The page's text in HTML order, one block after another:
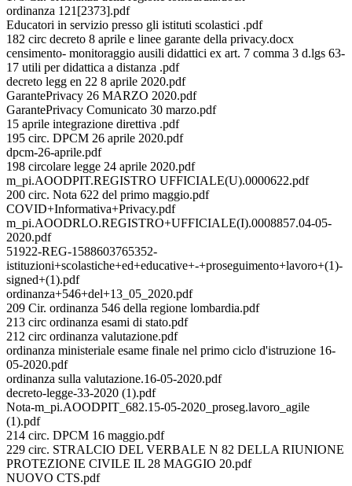
ordinanza 121[2373].pdf
Educatori in servizio presso gli istituti scolastici .pdf
182 circ decreto 8 aprile e linee garante della privacy.docx
censimento- monitoraggio ausili didattici ex art. 7 comma 3 d.lgs 63-
17 utili per didattica a distanza .pdf
decreto legg en 22 8 aprile 2020.pdf
GarantePrivacy 26 MARZO 2020.pdf
GarantePrivacy Comunicato 30 marzo.pdf
15 aprile integrazione direttiva .pdf
195 circ. DPCM 26 aprile 2020.pdf
dpcm-26-aprile.pdf
198 circolare legge 24 aprile 2020.pdf
m_pi.AOODPIT.REGISTRO UFFICIALE(U).0000622.pdf
200 circ. Nota 622 del primo maggio.pdf
COVID+Informativa+Privacy.pdf
m_pi.AOODRLO.REGISTRO+UFFICIALE(I).0008857.04-05-
2020.pdf
51922-REG-1588603765352-
istituzioni+scolastiche+ed+educative+-+proseguimento+lavoro+(1)-
signed+(1).pdf
ordinanza+546+del+13_05_2020.pdf
209 Cir. ordinanza 546 della regione lombardia.pdf
213 circ ordinanza esami di stato.pdf
212 circ ordinanza valutazione.pdf
ordinanza ministeriale esame finale nel primo ciclo d'istruzione 16-
05-2020.pdf
ordinanza sulla valutazione.16-05-2020.pdf
decreto-legge-33-2020 (1).pdf
Nota-m_pi.AOODPIT_682.15-05-2020_proseg.lavoro_agile
(1).pdf
214 circ. DPCM 16 maggio.pdf
229 circ. STRALCIO DEL VERBALE N 82 DELLA RIUNIONE
PROTEZIONE CIVILE IL 28 MAGGIO 20.pdf
NUOVO CTS.pdf